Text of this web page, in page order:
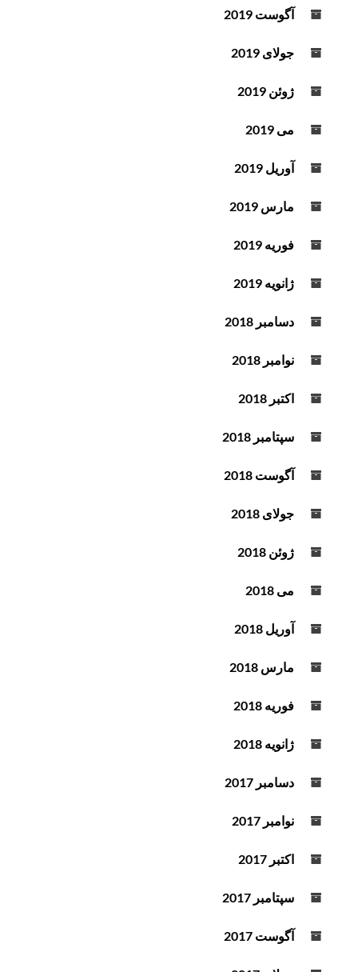
آگوست 2019
جولای 2019
ژوئن 2019
می 2019
آوریل 2019
مارس 2019
فوریه 2019
ژانویه 2019
دسامبر 2018
نوامبر 2018
اکتبر 2018
سپتامبر 2018
آگوست 2018
جولای 2018
ژوئن 2018
می 2018
آوریل 2018
مارس 2018
فوریه 2018
ژانویه 2018
دسامبر 2017
نوامبر 2017
اکتبر 2017
سپتامبر 2017
آگوست 2017